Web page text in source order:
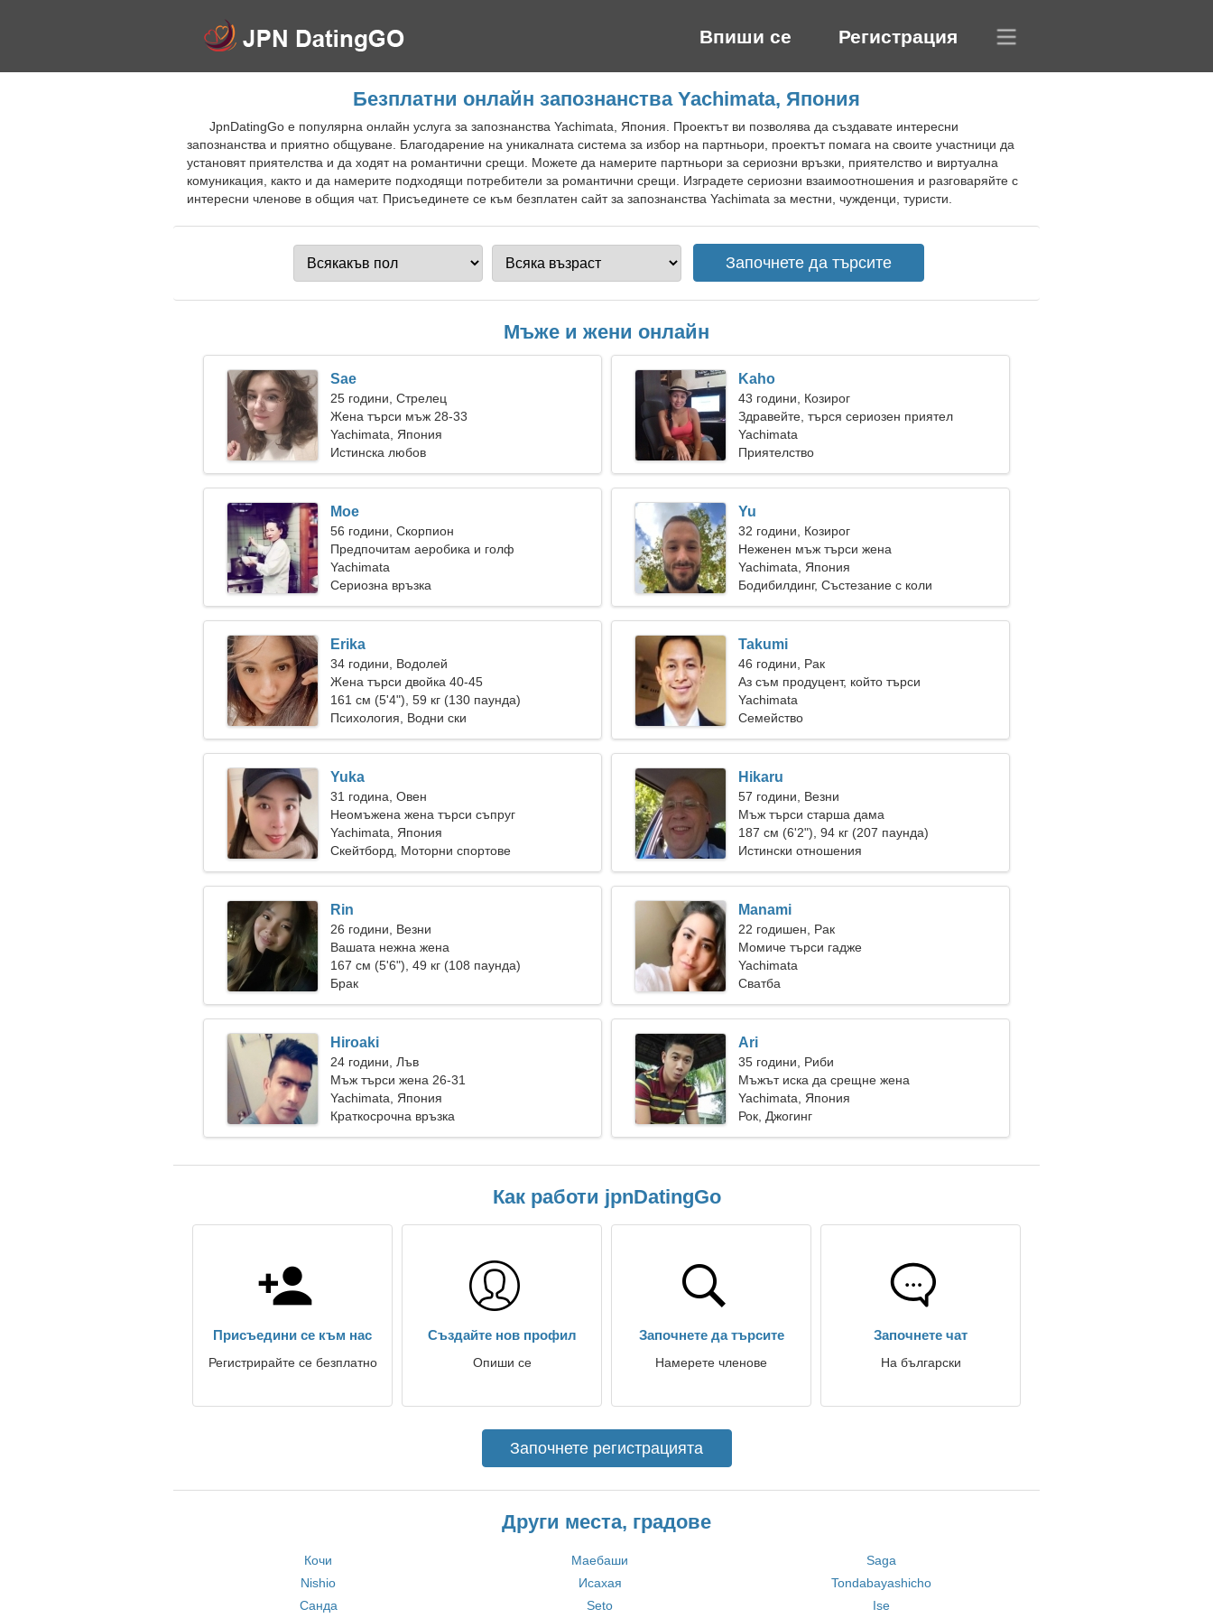
Впиши се Регистрация
Безплатни онлайн запознанства Yachimata, Япония
JpnDatingGo е популярна онлайн услуга за запознанства Yachimata, Япония. Проектът ви позволява да създавате интересни
запознанства и приятно общуване. Благодарение на уникалната система за избор на партньори, проектът помага на своите участници да
установят приятелства и да ходят на романтични срещи. Можете да намерите партньори за сериозни връзки, приятелство и виртуална
комуникация, както и да намерите подходящи потребители за романтични срещи. Изградете сериозни взаимоотношения и разговаряйте с
интересни членове в общия чат. Присъединете се към безплатен сайт за запознанства Yachimata за местни, чужденци, туристи.
Мъже и жени онлайн
Sae
25 години, Стрелец
Жена търси мъж 28-33
Yachimata, Япония
Истинска любов
Kaho
43 години, Козирог
Здравейте, търся сериозен приятел
Yachimata
Приятелство
Moe
56 години, Скорпион
Предпочитам аеробика и голф
Yachimata
Сериозна връзка
Yu
32 години, Козирог
Неженен мъж търси жена
Yachimata, Япония
Бодибилдинг, Състезание с коли
Erika
34 години, Водолей
Жена търси двойка 40-45
161 см (5'4"), 59 кг (130 паунда)
Психология, Водни ски
Takumi
46 години, Рак
Аз съм продуцент, който търси
съблазнителна жена
Yachimata
Семейство
Yuka
31 година, Овен
Неомъжена жена търси съпруг
Yachimata, Япония
Скейтборд, Моторни спортове
Hikaru
57 години, Везни
Мъж търси старша дама
187 см (6'2"), 94 кг (207 паунда)
Истински отношения
Rin
26 години, Везни
Вашата нежна жена
167 см (5'6"), 49 кг (108 паунда)
Брак
Manami
22 годишен, Рак
Момиче търси гадже
Yachimata
Сватба
Hiroaki
24 години, Лъв
Мъж търси жена 26-31
Yachimata, Япония
Краткосрочна връзка
Ari
35 години, Риби
Мъжът иска да срещне жена
Yachimata, Япония
Рок, Джогинг
Как работи jpnDatingGo
Присъедини се към нас
Регистрирайте се безплатно
Създайте нов профил
Опиши се
Започнете да търсите
Намерете членове
Започнете чат
На български
Започнете регистрацията
Други места, градове
Кочи Маебаши
Saga
Nishio
Исахая
Tondabayashicho
Санда
Seto Ise